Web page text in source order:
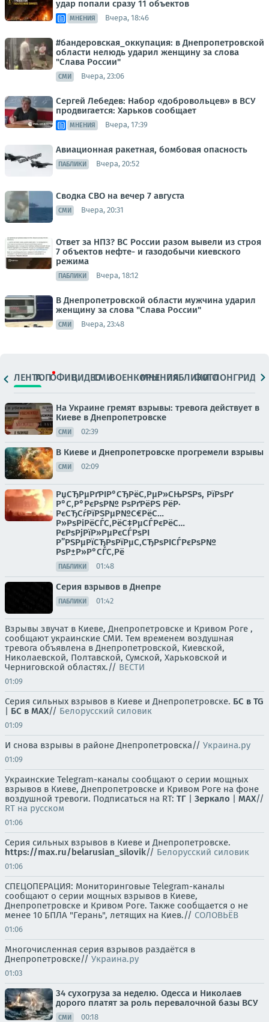
удар попали сразу 11 объектов
МНЕНИЯ Вчера, 18:46
#бандеровская_оккупация: в Днепропетровской
области нелюдь ударил женщину за слова
"Слава России"
СМИ Вчера, 23:06
Сергей Лебедев: Набор «добровольцев» в ВСУ
продвигается: Харьков сообщает
МНЕНИЯ Вчера, 17:39
Авиационная ракетная, бомбовая опасность
ПАБЛИКИ Вчера, 20:52
Сводка СВО на вечер 7 августа
СМИ Вчера, 20:31
Ответ за НПЗ? ВС России разом вывели из строя
7 объектов нефте- и газодобычи киевского
режима
ПАБЛИКИ Вчера, 18:12
В Днепропетровской области мужчина ударил
женщину за слова "Слава России"
СМИ Вчера, 23:48
ЛЕНТАТОПОФИЦ.ВИДЕОСМИВОЕНКОРЫМНЕНИЯПАБЛИКИ
ФОТОЛОНГРИДЫ
На Украине гремят взрывы: тревога действует в
Киеве в Днепропетровске
СМИ 02:39
В Киеве и Днепропетровске прогремели взрывы
СМИ 02:09
РџСЂРµРґРІР°СЂРёС‚РµР»СЊРЅРѕ, РїРѕРґ
Р°С‚Р°РєРѕР№ РѕРґРёРЅ РёР·
РєСЂСѓРїРЅРµР№С€РёС…
Р»РѕРіРёСЃС‚РёС‡РµСЃРєРёС…
РєРѕРјРїР»РµРєСЃРѕРІ
Р”РЅРµРїСЂРѕРїРµС‚СЂРѕРІСЃРєРѕР№
РѕР±Р»Р°СЃС‚Рё
ПАБЛИКИ 01:48
Серия взрывов в Днепре
ПАБЛИКИ 01:42
Взрывы звучат в Киеве, Днепропетровске и Кривом Роге ,
сообщают украинские СМИ. Тем временем воздушная
тревога объявлена в Днепропетровской, Киевской,
Николаевской, Полтавской, Сумской, Харьковской и
Черниговской областях.// ВЕСТИ
01:09
Серия сильных взрывов в Киеве и Днепропетровске. БС в TG
| БС в МАХ// Белорусский силовик
01:09
И снова взрывы в районе Днепропетровска// Украина.ру
01:09
Украинские Telegram-каналы сообщают о серии мощных
взрывов в Киеве, Днепропетровске и Кривом Роге на фоне
воздушной тревоги. Подписаться на RT: ТГ | Зеркало | MAX//
RT на русском
01:06
Серия сильных взрывов в Киеве и Днепропетровске.
https://max.ru/belarusian_silovik// Белорусский силовик
01:06
СПЕЦОПЕРАЦИЯ: Мониторинговые Telegram-каналы
сообщают о серии мощных взрывов в Киеве,
Днепропетровске и Кривом Роге. Также сообщается о не
менее 10 БПЛА "Герань", летящих на Киев.// СОЛОВЬЁВ
01:06
Многочисленная серия взрывов раздаётся в
Днепропетровске// Украина.ру
01:03
34 сухогруза за неделю. Одесса и Николаев
дорого платят за роль перевалочной базы ВСУ
СМИ 00:18